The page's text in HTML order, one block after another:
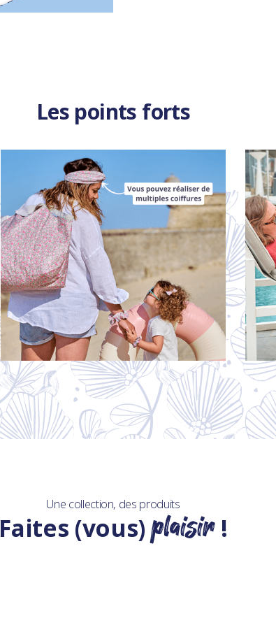
Les points forts
Une collection, des produits
Faites (vous)plaisir!